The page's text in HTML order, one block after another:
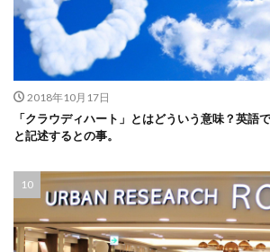
2018年10月17日
「クラウディハート」とはどういう意味？英語
と記述するとの事。